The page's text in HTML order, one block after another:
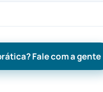
Fale com a gente